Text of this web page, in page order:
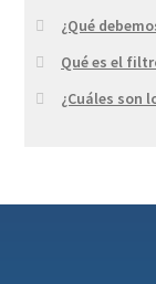
¿Qué
Qué es el
¿Cuáles son